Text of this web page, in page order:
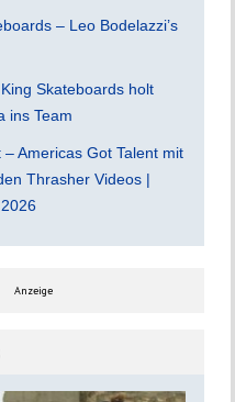
– Leo Bodelazzi’s
Skateboards holt
ins Team
Americas Got Talent mit
Thrasher Videos |
Anzeige